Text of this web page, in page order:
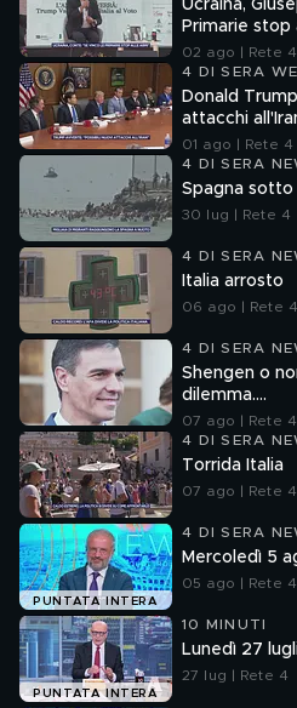
Ucraina,
Primarie stop
02 ago | Rete 4
4 DI SERA
Donald
attacchi
01 ago | Rete 4
4 DI SERA
Spagna sotto
30 lug | Rete 4
4 DI SERA
Italia arrosto
06 ago | Rete 4
4 DI SERA
Shengen o
dilemma....
07 ago | Rete 4
4 DI SERA
Torrida Italia
07 ago | Rete 4
PUNTATA INTERA
4 DI SERA
Mercoledì 5
05 ago | Rete 4
PUNTATA INTERA
10 MINUTI
Lunedì 27
27 lug | Rete 4